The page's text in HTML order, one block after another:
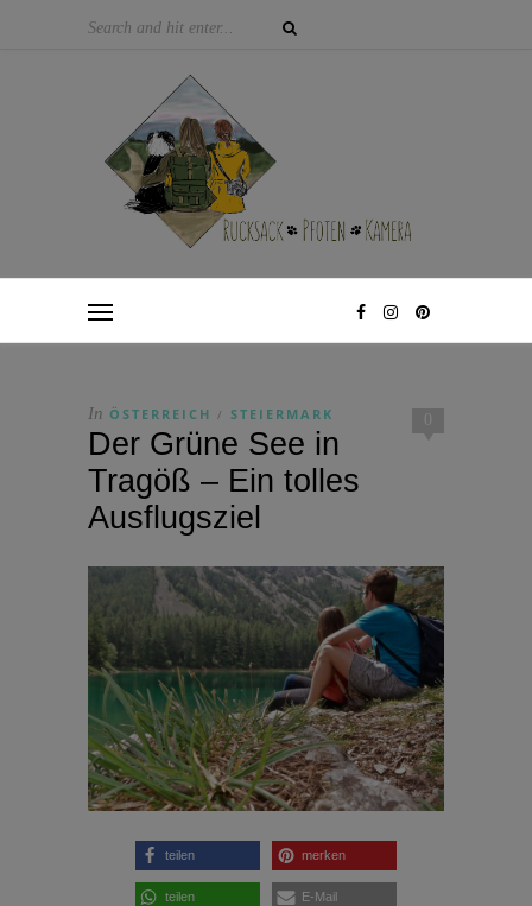
In ÖSTERREICH / STEIERMARK
Der Grüne See in
Tragöß – Ein tolles
Ausflugsziel
teilen merken
teilen E-Mail